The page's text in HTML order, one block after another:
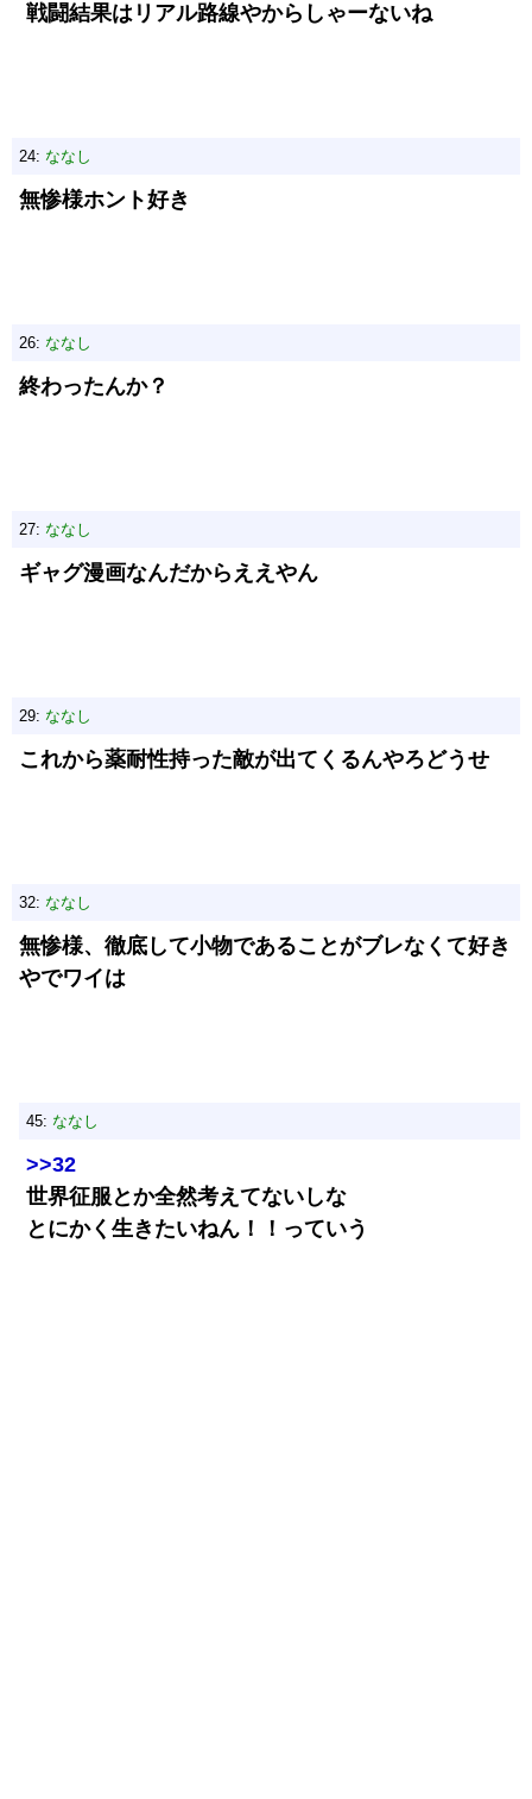
戦闘結果はリアル路線やからしゃーないね
24: ななし
無惨様ホント好き
26: ななし
終わったんか？
27: ななし
ギャグ漫画なんだからええやん
29: ななし
これから薬耐性持った敵が出てくるんやろどうせ
32: ななし
無惨様、徹底して小物であることがブレなくて好き
やでワイは
45: ななし
>>32
世界征服とか全然考えてないしな
とにかく生きたいねん！！っていう